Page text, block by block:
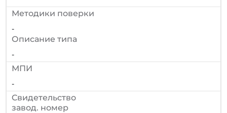
Методики поверки
-
Описание типа
-
МПИ
-
Cвидетельство
завод. номер